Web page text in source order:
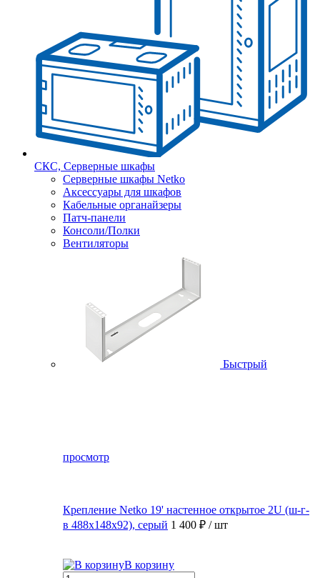
СКС, Серверные шкафы
Серверные шкафы Netko
Аксессуары для шкафов
Кабельные органайзеры
Патч-панели
Консоли/Полки
Вентиляторы
Быстрый
просмотр
Крепление Netko 19' настенное открытое 2U (ш-г-
в 488х148х92), серый 1 400 ₽ / шт
В корзину